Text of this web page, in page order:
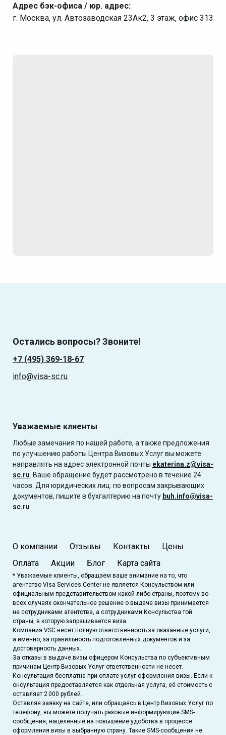
Адрес бэк-офиса / юр. адрес:
г. Москва, ул. Автозаводская 23Ак2, 3 этаж, офис 313
Остались вопросы? Звоните!
+7 (495) 369-18-67
info@visa-sc.ru
Уважаемые клиенты
Любые замечания по нашей работе, а также предложения
по улучшению работы Центра Визовых Услуг вы можете
направлять на адрес электронной почты ekaterina.z@visa-
sc.ru . Ваше обращение будет рассмотрено в течение 24
часов. Для юридических лиц: по вопросам закрывающих
документов, пишите в бухгалтерию на почту buh.info@visa-
sc.ru
О компании Отзывы Контакты
Цены
Оплата
Акции Блог Карта сайта
* Уважаемые клиенты, обращаем ваше внимание на то, что
агентство Visa Services Center не является Консульством или
официальным представительством какой-либо страны, поэтому во
всех случаях окончательное решение о выдаче визы принимается
не сотрудниками агентства, а сотрудниками Консульства той
страны, в которую запрашивается виза.
Компания VSC несет полную ответственность за оказанные услуги,
а именно, за правильность подготовленных документов и за
достоверность данных.
За отказы в выдаче визы офицером Консульства по субъективным
причинам Центр Визовых Услуг ответственности не несет.
Консультация бесплатна при оплате услуг оформления визы. Если к
онсультация предоставляется как отдельная услуга, её стоимость с
оставляет 2 000 рублей.
Оставляя заявку на сайте, или обращаясь в Центр Визовых Услуг по
телефону, вы можете получать разовые информирующие SMS-
сообщения, нацеленные на повышение удобства в процессе
оформления визы в выбранную страну. Такие SMS-сообщения не